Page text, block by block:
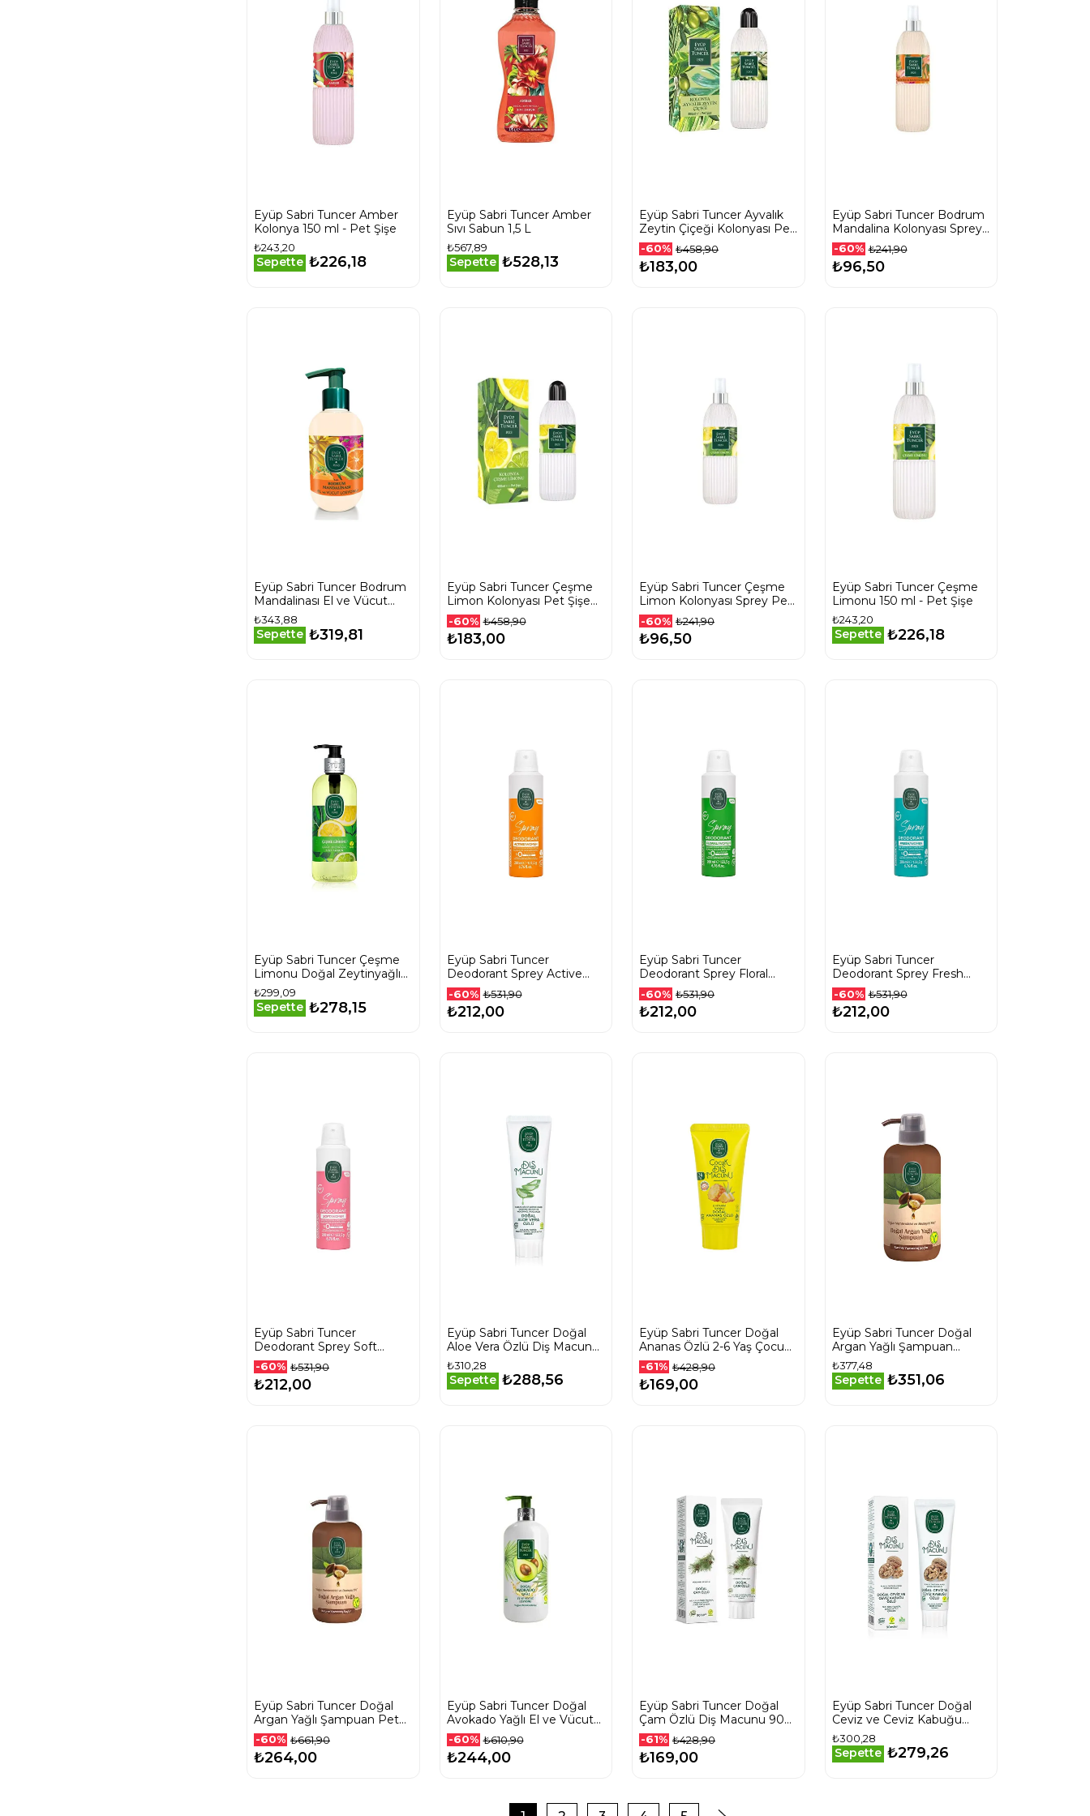
Eyüp Sabri Tuncer Amber
Kolonya 150 ml - Pet Şişe
₺243,20
Sepette ₺226,18
Eyüp Sabri Tuncer Amber
Sıvı Sabun 1,5 L
₺567,89
Sepette ₺528,13
Eyüp Sabri Tuncer Ayvalık
Zeytin Çiçeği Kolonyası Pet
Şişe 400 Ml
-60% ₺458,90
₺183,00
Eyüp Sabri Tuncer Bodrum
Mandalina Kolonyası Sprey
Pet Şişe 150 Ml
-60% ₺241,90
₺96,50
Eyüp Sabri Tuncer Bodrum
Mandalinası El ve Vücut
Losyonu 280 ml
₺343,88
Sepette ₺319,81
Eyüp Sabri Tuncer Çeşme
Limon Kolonyası Pet Şişe
400 Ml
-60% ₺458,90
₺183,00
Eyüp Sabri Tuncer Çeşme
Limon Kolonyası Sprey Pet
Şişe 150 Ml
-60% ₺241,90
₺96,50
Eyüp Sabri Tuncer Çeşme
Limonu 150 ml - Pet Şişe
₺243,20
Sepette ₺226,18
Eyüp Sabri Tuncer Çeşme
Limonu Doğal Zeytinyağlı
Sıvı Sabun 500 ml
₺299,09
Sepette ₺278,15
Eyüp Sabri Tuncer
Deodorant Sprey Active
Women 200 Ml
-60% ₺531,90
₺212,00
Eyüp Sabri Tuncer
Deodorant Sprey Floral
Women 200 Ml
-60% ₺531,90
₺212,00
Eyüp Sabri Tuncer
Deodorant Sprey Fresh
Women 200 Ml
-60% ₺531,90
₺212,00
Eyüp Sabri Tuncer
Deodorant Sprey Soft
Women 200 Ml
-60% ₺531,90
₺212,00
Eyüp Sabri Tuncer Doğal
Aloe Vera Özlü Diş Macunu
90 ml
₺310,28
Sepette ₺288,56
Eyüp Sabri Tuncer Doğal
Ananas Özlü 2-6 Yaş Çocuk
Diş Macunu 60 Ml
-61% ₺428,90
₺169,00
Eyüp Sabri Tuncer Doğal
Argan Yağlı Şampuan
600ml
₺377,48
Sepette ₺351,06
Eyüp Sabri Tuncer Doğal
Argan Yağlı Şampuan Pet
Şişe 600 Ml
-60% ₺661,90
₺264,00
Eyüp Sabri Tuncer Doğal
Avokado Yağlı El ve Vücut
Losyonu 500 Ml
-60% ₺610,90
₺244,00
Eyüp Sabri Tuncer Doğal
Çam Özlü Diş Macunu 90
Ml
-61% ₺428,90
₺169,00
Eyüp Sabri Tuncer Doğal
Ceviz ve Ceviz Kabuğu
Özlü Diş Macunu 90 ml
₺300,28
Sepette ₺279,26